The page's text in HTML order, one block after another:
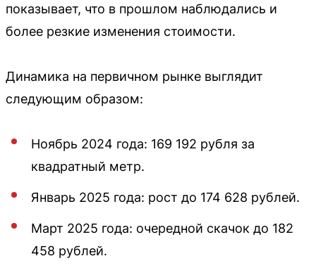
показывает, что в прошлом наблюдались и
более резкие изменения стоимости.
Динамика на первичном рынке выглядит
следующим образом:
Ноябрь 2024 года: 169 192 рубля за
квадратный метр.
Январь 2025 года: рост до 174 628 рублей.
Март 2025 года: очередной скачок до 182
458 рублей.